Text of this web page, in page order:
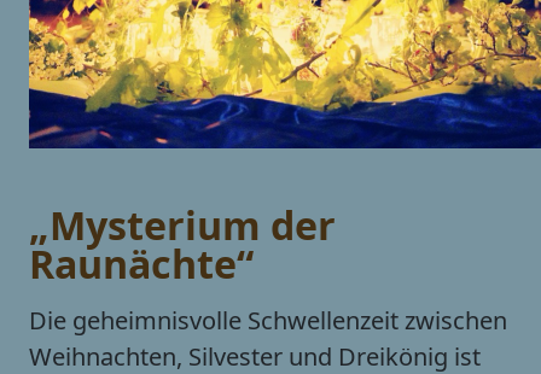
„Mysterium der
Raunächte“
Die geheimnisvolle Schwellenzeit zwischen
Weihnachten, Silvester und Dreikönig ist